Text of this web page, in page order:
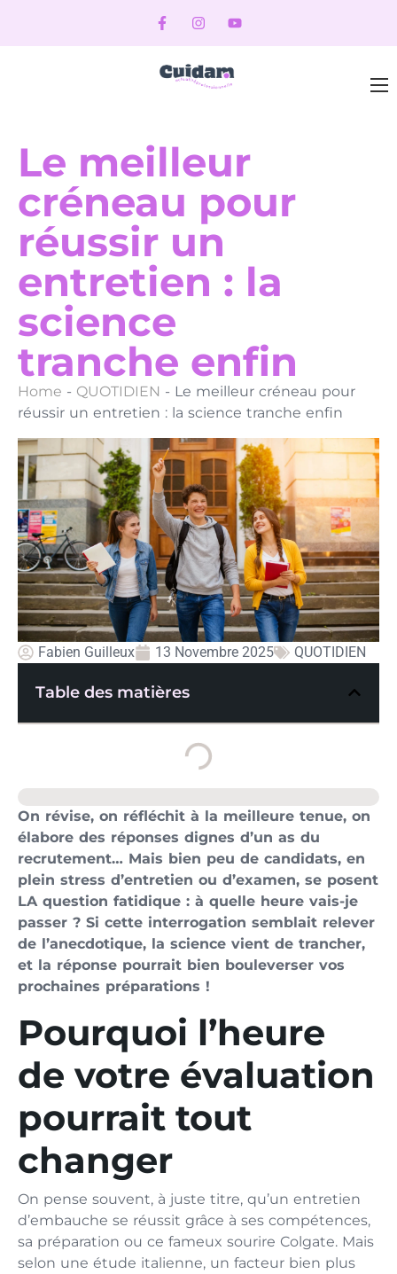
Le meilleur
créneau pour
réussir un
entretien : la
science
tranche enfin
Home - QUOTIDIEN - Le meilleur créneau pour
réussir un entretien : la science tranche enfin
Fabien Guilleux 13 Novembre 2025 QUOTIDIEN
Table des matières
On révise, on réfléchit à la meilleure tenue, on
élabore des réponses dignes d’un as du
recrutement… Mais bien peu de candidats, en
plein stress d’entretien ou d’examen, se posent
LA question fatidique : à quelle heure vais-je
passer ? Si cette interrogation semblait relever
de l’anecdotique, la science vient de trancher,
et la réponse pourrait bien bouleverser vos
prochaines préparations !
Pourquoi l’heure
de votre évaluation
pourrait tout
changer
On pense souvent, à juste titre, qu’un entretien
d’embauche se réussit grâce à ses compétences,
sa préparation ou ce fameux sourire Colgate. Mais
selon une étude italienne, un facteur bien plus